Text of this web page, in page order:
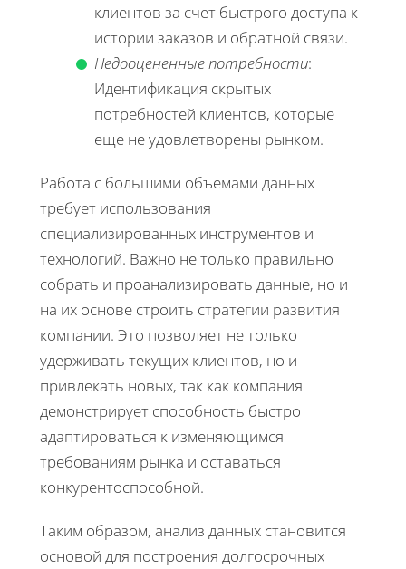
клиентов за счет быстрого доступа к
истории заказов и обратной связи.
Недооцененные потребности:
Идентификация скрытых
потребностей клиентов, которые
еще не удовлетворены рынком.
Работа с большими объемами данных
требует использования
специализированных инструментов и
технологий. Важно не только правильно
собрать и проанализировать данные, но и
на их основе строить стратегии развития
компании. Это позволяет не только
удерживать текущих клиентов, но и
привлекать новых, так как компания
демонстрирует способность быстро
адаптироваться к изменяющимся
требованиям рынка и оставаться
конкурентоспособной.
Таким образом, анализ данных становится
основой для построения долгосрочных